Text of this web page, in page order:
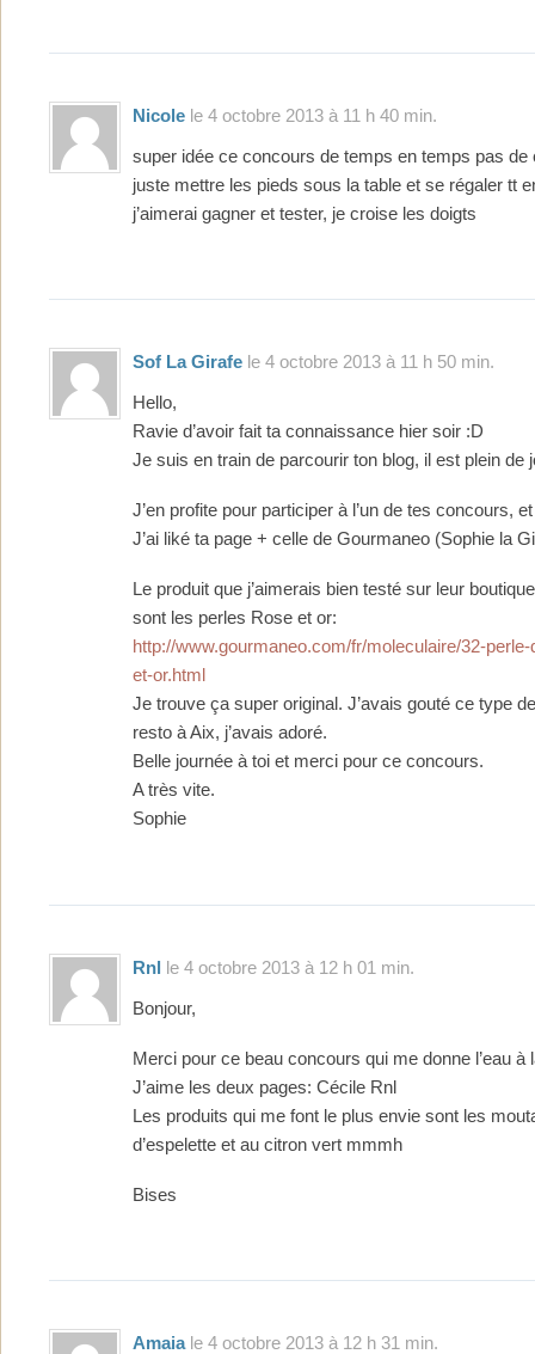
Nicole le 4 octobre 2013 à 11 h 40 min.
super idée ce concours de temps en temps pas de
juste mettre les pieds sous la table et se régaler tt
j’aimerai gagner et tester, je croise les doigts
Sof La Girafe le 4 octobre 2013 à 11 h 50 min.
Hello,
Ravie d’avoir fait ta connaissance hier soir :D
Je suis en train de parcourir ton blog, il est plein de
J’en profite pour participer à l’un de tes concours,
J’ai liké ta page + celle de Gourmaneo (Sophie la
Le produit que j’aimerais bien testé sur leur
sont les perles Rose et or:
http://www.gourmaneo.com/fr/moleculaire/32-
et-or.html
Je trouve ça super original. J’avais gouté ce type
resto à Aix, j’avais adoré.
Belle journée à toi et merci pour ce concours.
A très vite.
Sophie
Rnl le 4 octobre 2013 à 12 h 01 min.
Bonjour,
Merci pour ce beau concours qui me donne l’eau à
J’aime les deux pages: Cécile Rnl
Les produits qui me font le plus envie sont les
d’espelette et au citron vert mmmh
Bises
Amaiale 4 octobre 2013 à 12 h 31 min.